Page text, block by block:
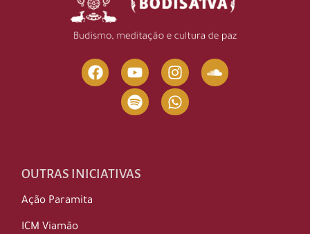
OUTRAS INICIATIVAS
Ação Paramita
ICM Viamão